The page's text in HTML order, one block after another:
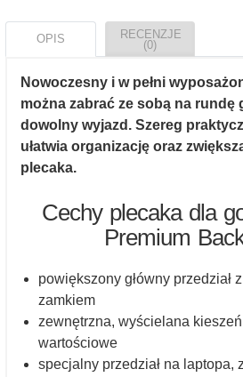
OPIS
RECENZJE
(0)
Nowoczesny i w pełni
można zabrać ze sobą na rundę
dowolny wyjazd. Szereg
ułatwia organizację oraz
plecaka.
Cechy plecaka dla
Premium
powiększony główny przedział
zamkiem
zewnętrzna, wyścielana
wartościowe
specjalny przedział na laptopa,